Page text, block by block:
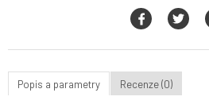
Popis a parametry Recenze (0)